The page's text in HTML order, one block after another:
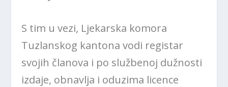
S tim u vezi, Ljekarska komora
Tuzlanskog kantona vodi registar
svojih članova i po službenoj dužnosti
izdaje, obnavlja i oduzima licence